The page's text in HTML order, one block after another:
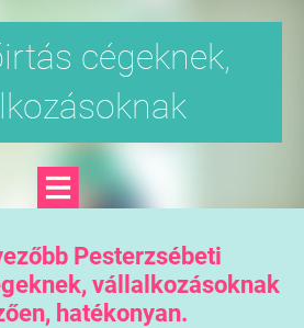
cégeknek,
Pesterzsébeti
vállalkozásoknak
hatékonyan.